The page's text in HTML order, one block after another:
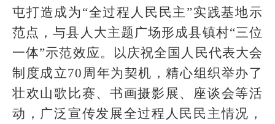
屯打造成为“全过程人民民主”实践基地示
范点，与县人大主题广场形成县镇村“三位
一体”示范效应。以庆祝全国人民代表大会
制度成立70周年为契机，精心组织举办了
壮欢山歌比赛、书画摄影展、座谈会等活
动，广泛宣传发展全过程人民民主情况，